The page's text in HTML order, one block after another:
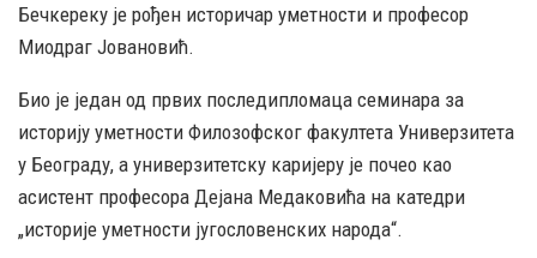
Бечкереку је рођен историчар уметности и професор
Миодраг Јовановић.
Био је један од првих последипломаца семинара за
историју уметности Филозофског факултета Универзитета
у Београду, а универзитетску каријеру је почео као
асистент професора Дејана Медаковића на катедри
„историје уметности југословенских народа“.